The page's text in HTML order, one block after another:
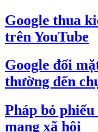
Google thua
trên YouTube
Google đối
thường đến
Pháp bỏ
mạng xã hội